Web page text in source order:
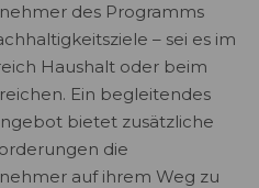
des Programms
– sei es im
Haushalt oder beim
Ein begleitendes
bietet zusätzliche
die
auf ihrem Weg zu